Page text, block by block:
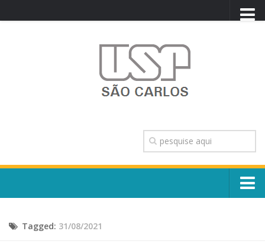
TRANSPARÊNCIA
OUVIDORIA
CONTATO
Escola, Institutos e Órgãos
Tagged: 31/08/2021